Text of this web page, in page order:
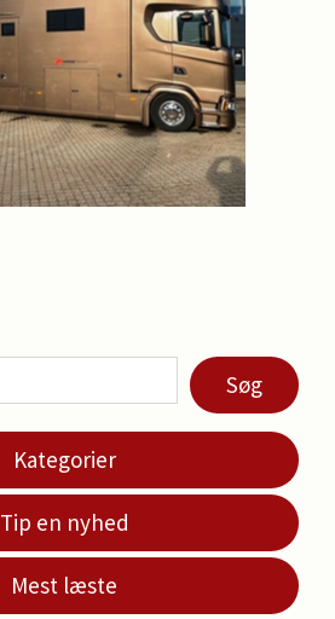
Søg
Kategorier
Tip en nyhed
Mest læste